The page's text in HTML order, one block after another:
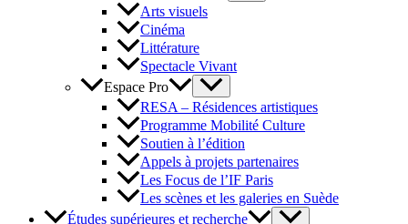
Arts visuels
Cinéma
Littérature
Spectacle Vivant
Espace Pro
RESA – Résidences artistiques
Programme Mobilité Culture
Soutien à l’édition
Appels à projets partenaires
Les Focus de l’IF Paris
Les scènes et les galeries en Suède
Études supérieures et recherche